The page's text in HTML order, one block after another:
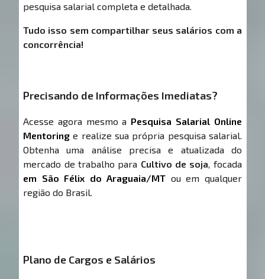
pesquisa salarial completa e detalhada.
Tudo isso sem compartilhar seus salários com a
concorrência!
Precisando de Informações Imediatas?
Acesse agora mesmo a Pesquisa Salarial Online
Mentoring e realize sua própria pesquisa salarial.
Obtenha uma análise precisa e atualizada do
mercado de trabalho para Cultivo de soja, focada
em São Félix do Araguaia/MT ou em qualquer
região do Brasil.
Plano de Cargos e Salários